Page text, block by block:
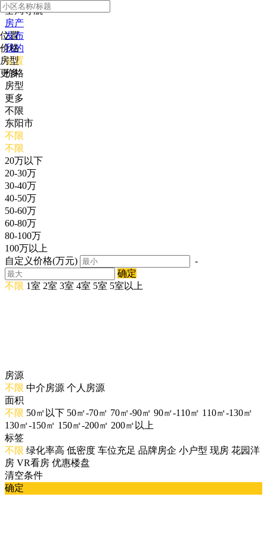
全局导航
房产
发布
我的
位置
价格
房型
更多
位置
价格
房型
更多
不限
东阳市
不限
不限
20万以下
20-30万
30-40万
40-50万
50-60万
60-80万
80-100万
100万以上
自定义价格(万元)
-
确定
不限 1室 2室 3室 4室 5室 5室以上
房源
不限 中介房源 个人房源
面积
不限 50㎡以下 50㎡-70㎡ 70㎡-90㎡ 90㎡-110㎡ 110㎡-130㎡
130㎡-150㎡ 150㎡-200㎡ 200㎡以上
标签
不限 绿化率高 低密度 车位充足 品牌房企 小户型 现房 花园洋
房 VR看房 优惠楼盘
清空条件
确定